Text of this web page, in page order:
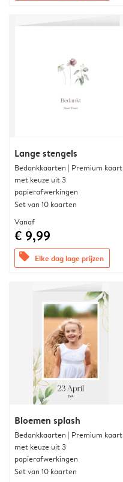
Lange stengels
Bedankkaarten | Premium kaart
met keuze uit 3
papierafwerkingen
Set van 10 kaarten
Vanaf
€ 9,99
offers Elke dag lage prijzen
Bloemen splash
Bedankkaarten | Premium kaart
met keuze uit 3
papierafwerkingen
Set van 10 kaarten